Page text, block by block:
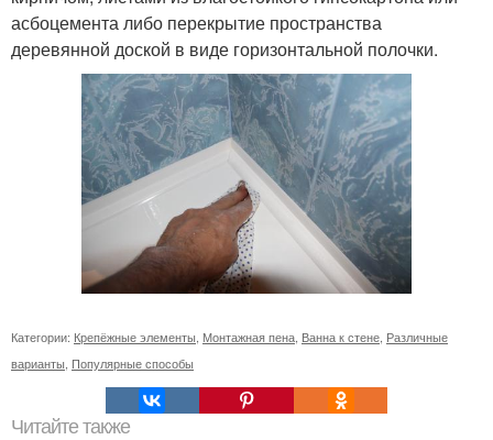
асбоцемента либо перекрытие пространства
деревянной доской в виде горизонтальной полочки.
Категории: Крепёжные элементы Монтажная пена Ванна к стене Различные
варианты Популярные способы
Читайте также